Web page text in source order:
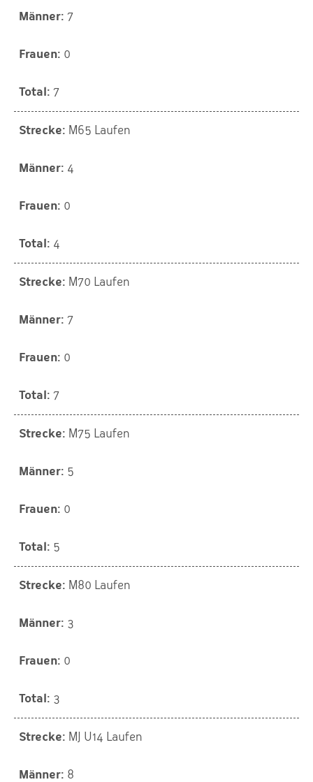
7
0
7
M65 Laufen
4
0
4
M70 Laufen
7
0
7
M75 Laufen
5
0
5
M80 Laufen
3
0
3
MJ U14 Laufen
8